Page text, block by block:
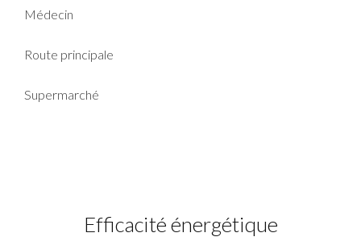
Médecin
Route principale
Supermarché
Efficacité énergétique